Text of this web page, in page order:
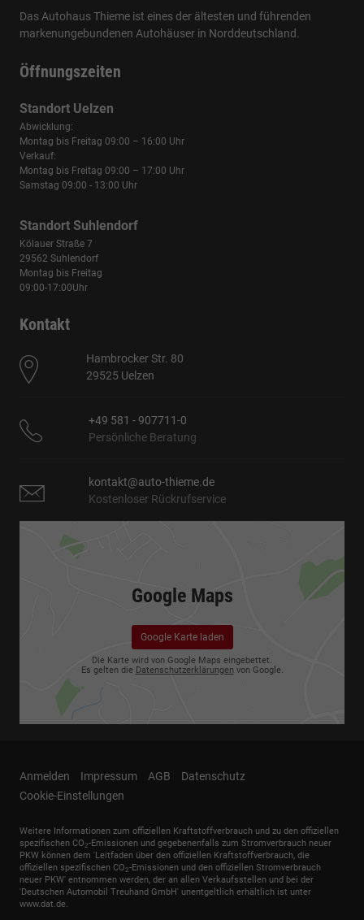
Das Autohaus Thieme ist eines der ältesten und führenden
markenungebundenen Autohäuser in Norddeutschland.
Öffnungszeiten
Standort Uelzen
Abwicklung:
Montag bis Freitag 09:00 – 16:00 Uhr
Verkauf:
Montag bis Freitag 09:00 – 17:00 Uhr
Samstag 09:00 - 13:00 Uhr
Standort Suhlendorf
Kölauer Straße 7
29562 Suhlendorf
Montag bis Freitag
09:00-17:00Uhr
Kontakt
Hambrocker Str. 80
29525 Uelzen
+49 581 - 907711-0
Persönliche Beratung
kontakt@auto-thieme.de
Kostenloser Rückrufservice
Google Maps
Google Karte laden
Die Karte wird von Google Maps eingebettet.
Es gelten die Datenschutzerklärungen von Google.
Anmelden Impressum AGB
Datenschutz
Cookie-Einstellungen
Weitere Informationen zum offiziellen Kraftstoffverbrauch und zu den offiziellen
spezifischen CO2-Emissionen und gegebenenfalls zum Stromverbrauch neuer
PKW können dem 'Leitfaden über den offiziellen Kraftstoffverbrauch, die
offiziellen spezifischen CO2-Emissionen und den offiziellen Stromverbrauch
neuer PKW' entnommen werden, der an allen Verkaufsstellen und bei der
'Deutschen Automobil Treuhand GmbH' unentgeltlich erhältlich ist unter
www.dat.de.